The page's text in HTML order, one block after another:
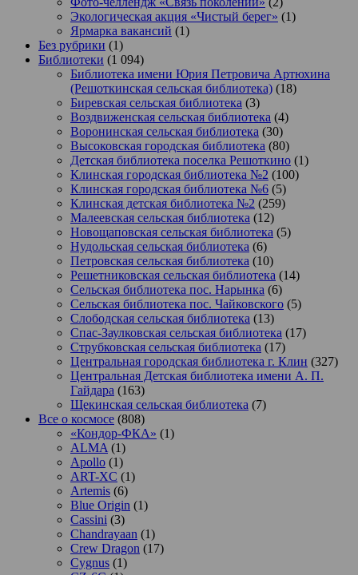
Экологическая акция «Чистый берег» (1)
Ярмарка вакансий (1)
Без рубрики (1)
Библиотеки (1 094)
Библиотека имени Юрия Петровича Артюхина
(Решоткинская сельская библиотека) (18)
Биревская сельская библиотека (3)
Воздвиженская сельская библиотека (4)
Воронинская сельская библиотека (30)
Высоковская городская библиотека (80)
Детская библиотека поселка Решоткино (1)
Клинская городская библиотека №2 (100)
Клинская городская библиотека №6 (5)
Клинская детская библиотека №2 (259)
Малеевская сельская библиотека (12)
Новощаповская сельская библиотека (5)
Нудольская сельская библиотека (6)
Петровская сельская библиотека (10)
Решетниковская сельская библиотека (14)
Сельская библиотека пос. Нарынка (6)
Сельская библиотека пос. Чайковского (5)
Слободская сельская библиотека (13)
Спас-Заулковская сельская библиотека (17)
Струбковская сельская библиотека (17)
Центральная городская библиотека г. Клин (327)
Центральная Детская библиотека имени А. П.
Гайдара (163)
Щекинская сельская библиотека (7)
Все о космосе (808)
«Кондор-ФКА» (1)
ALMA (1)
Apollo (1)
ART-XC (1)
Artemis (6)
Blue Origin (1)
Cassini (3)
Chandrayaan (1)
Crew Dragon (17)
Cygnus (1)